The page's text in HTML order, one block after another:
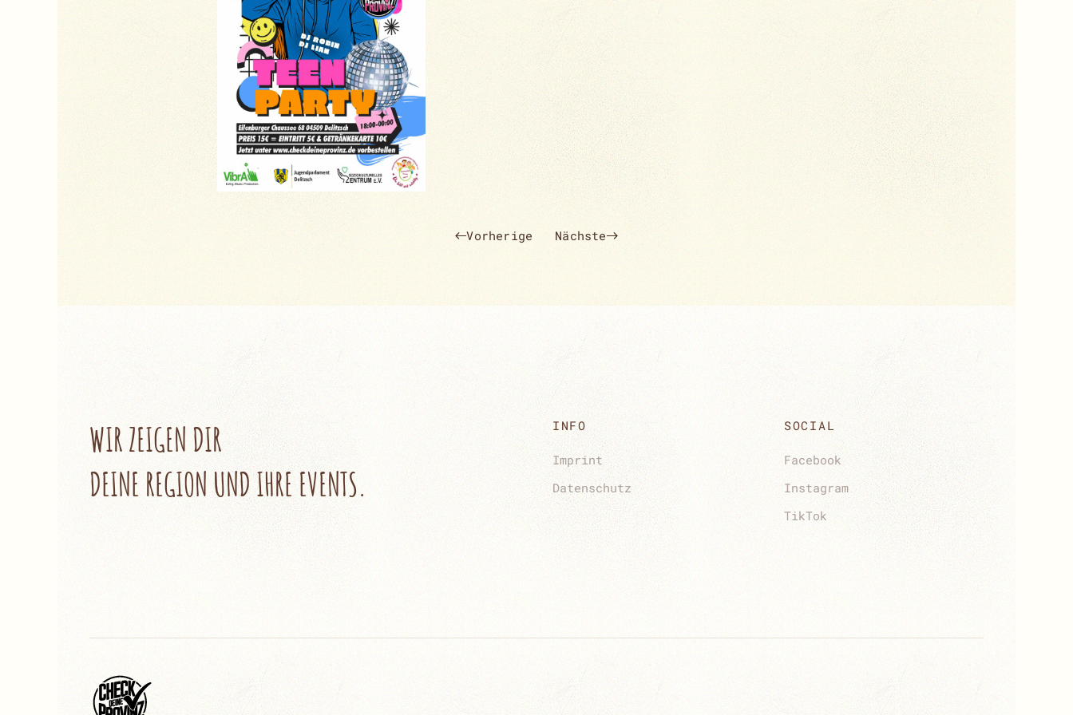
Vorherige Nächste
WIR ZEIGEN DIR
DEINE REGION UND IHRE EVENTS.
INFO
Imprint
Datenschutz
SOCIAL
Facebook
Instagram
TikTok